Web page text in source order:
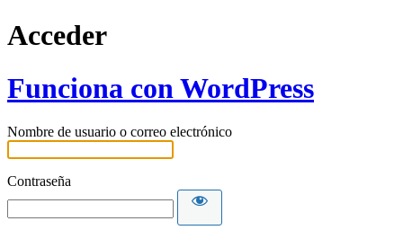
Acceder
Funciona con WordPress
Nombre de usuario o correo electrónico
Contraseña